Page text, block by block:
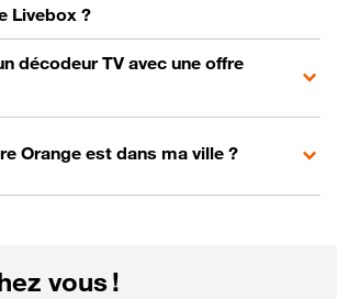
Livebox ?
décodeur TV avec une offre
Orange est dans ma ville ?
vous !